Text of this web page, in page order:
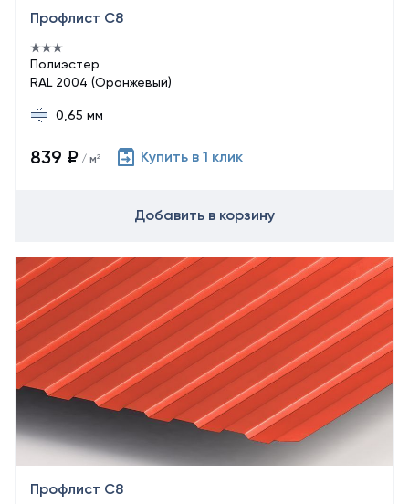
Профлист С8
Полиэстер
RAL 2004 (Оранжевый)
0,65 мм
839 ₽ / м² Купить в 1 клик
Добавить в корзину
Профлист С8